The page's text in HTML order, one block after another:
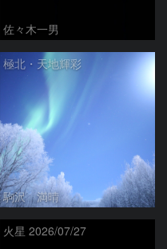
佐々木一男
極北・天地輝彩
駒沢 満晴
火星 2026/07/27